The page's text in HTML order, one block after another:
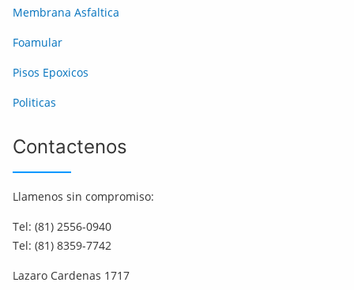
Membrana Asfaltica
Foamular
Pisos Epoxicos
Politicas
Contactenos
Llamenos sin compromiso:
Tel: (81) 2556-0940
Tel: (81) 8359-7742
Lazaro Cardenas 1717